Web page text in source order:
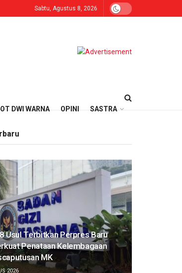
Sabtu, Agustus 8, 2026
DWI WARNA OPINI SASTRA
Usul Terbitkan Perpres Baru
Penataan Kelembagaan
MK
2026